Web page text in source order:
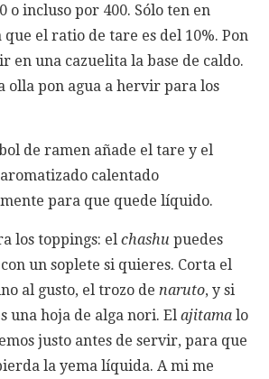
o incluso por 400. Sólo ten en
que el ratio de tare es del 10%. Pon
en una cazuelita la base de caldo.
olla pon agua a hervir para los
de ramen añade el tare y el
calentado
para que quede líquido.
los toppings: el chashu puedes
un soplete si quieres. Corta el
al gusto, el trozo de naruto, y si
una hoja de alga nori. El ajitama lo
justo antes de servir, para que
la yema líquida. A mi me